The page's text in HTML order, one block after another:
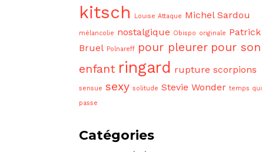
kitsch Louise Attaque Michel Sardou
mélancolie nostalgique Obispo originale Patrick
Bruel Polnareff pour pleurer pour son
enfant ringard rupture scorpions
sensue sexy solitude Stevie Wonder temps qui
passe
Catégories